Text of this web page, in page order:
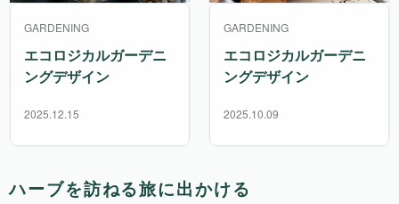
GARDENING
エコロジカルガーデニ
ングデザイン
2025.12.15
GARDENING
エコロジカルガーデニ
ングデザイン
2025.10.09
ハーブを訪ねる旅に出かける